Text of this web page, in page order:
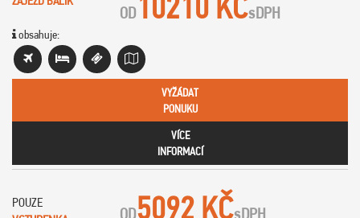
obsahuje:
OD sDPH
VYŽÁDAT
PONUKU
VÍCE
INFORMACÍ
POUZE
OD5092 KČsDPH